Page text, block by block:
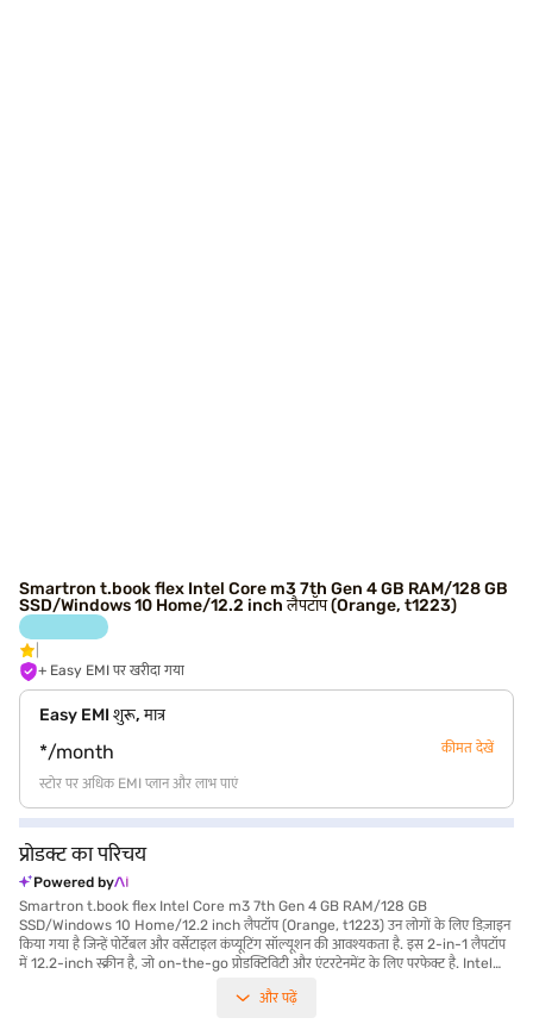
Smartron t.book flex Intel Core m3 7th Gen 4 GB RAM/128 GB
SSD/Windows 10 Home/12.2 inch लैपटॉप (Orange, t1223)
+ Easy EMI पर खरीदा गया
Easy EMI शुरू, मात्र
*/month कीमत देखें
स्टोर पर अधिक EMI प्लान और लाभ पाएं
प्रोडक्ट का परिचय
Powered by
Smartron t.book flex Intel Core m3 7th Gen 4 GB RAM/128 GB
SSD/Windows 10 Home/12.2 inch लैपटॉप (Orange, t1223) उन लोगों के लिए डिज़ाइन
किया गया है जिन्हें पोर्टेबल और वर्सेटाइल कंप्यूटिंग सॉल्यूशन की आवश्यकता है. इस 2-in-1 लैपटॉप
में 12.2-inch स्क्रीन है, जो on-the-go प्रोडक्टिविटी और एंटरटेनमेंट के लिए परफेक्ट है. Intel
के लिए स्मूथ परफॉर्मेंस सुनिश्चित करता है. 2 GB की Integrated ग्राफिक्स मेमोरी स्ट्रीमिंग और
और पढ़ें